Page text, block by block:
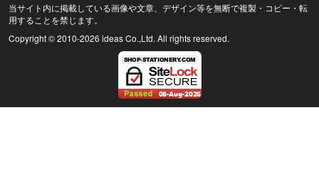
当サイト内に掲載している画像や文章、デザイン等を無断で複製・コピー・転
用することを禁じます。
Copyright © 2010-2026 ideas Co.,Ltd. All rights reserved.